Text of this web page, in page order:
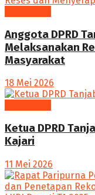
Anggota DPRD
Melaksanakan
Masyarakat
18 Mei 2026
Ketua DPRD
Kajari
11 Mei 2026